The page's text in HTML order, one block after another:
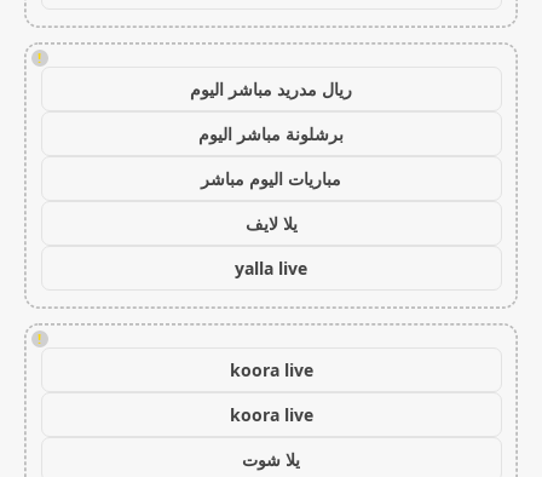
!
ريال مدريد مباشر اليوم
برشلونة مباشر اليوم
مباريات اليوم مباشر
يلا لايف
yalla live
!
koora live
koora live
يلا شوت